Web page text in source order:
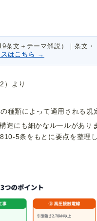
条文＋テーマ解説）｜条文・
スはこちら →
）より
種類によって適用される規
造にも細かなルールがあり
5条をもとに要点を整理